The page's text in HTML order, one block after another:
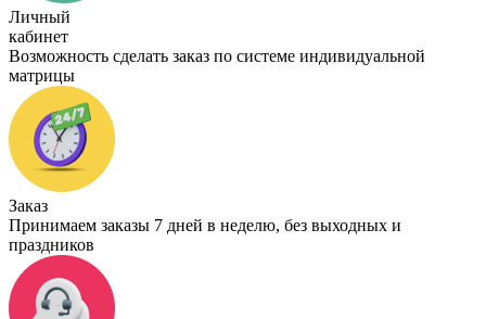
Личный
кабинет
Возможность сделать заказ по системе индивидуальной
матрицы
Заказ
Принимаем заказы 7 дней в неделю, без выходных и
праздников